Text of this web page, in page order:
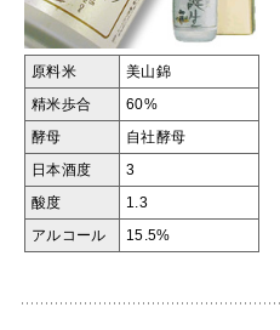
原料米 美山錦
精米歩合 60%
酵母 自社酵母
日本酒度 3
酸度 1.3
アルコール 15.5%